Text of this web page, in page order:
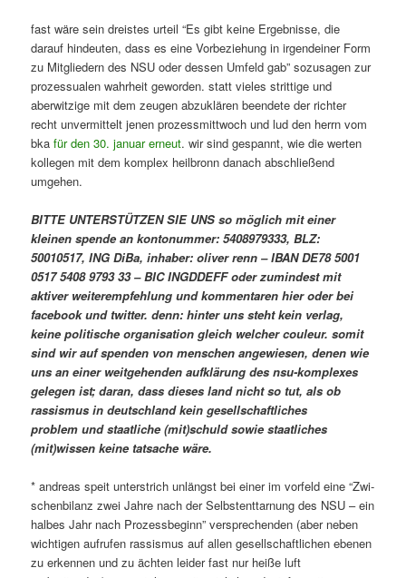
fast wäre sein dreistes urteil “Es gibt keine Ergebnisse, die
darauf hindeuten, dass es eine Vorbeziehung in irgendeiner Form
zu Mitgliedern des NSU oder dessen Umfeld gab” sozusagen zur
prozessualen wahrheit geworden. statt vieles strittige und
aberwitzige mit dem zeugen abzuklären beendete der richter
recht unvermittelt jenen prozessmittwoch und lud den herrn vom
bka für den 30. januar erneut. wir sind gespannt, wie die werten
kollegen mit dem komplex heilbronn danach abschließend
umgehen.
BITTE UNTERSTÜTZEN SIE UNS so möglich mit einer
kleinen spende an kontonummer: 5408979333, BLZ:
50010517, ING DiBa, inhaber: oliver renn – IBAN DE78 5001
0517 5408 9793 33 – BIC INGDDEFF oder zumindest mit
aktiver weiterempfehlung und kommentaren hier oder bei
facebook und twitter. denn: hinter uns steht kein verlag,
keine politische organisation gleich welcher couleur. somit
sind wir auf spenden von menschen angewiesen, denen wie
uns an einer weitgehenden aufklärung des nsu-komplexes
gelegen ist; daran, dass dieses land nicht so tut, als ob
rassismus in deutschland kein gesellschaftliches
problem und staatliche (mit)schuld sowie staatliches
(mit)wissen keine tatsache wäre.
* andreas speit unterstrich unlängst bei einer im vorfeld eine “Zwi­
schen­bi­lanz zwei Jahre nach der Selbst­ent­tar­nung des NSU – ein
hal­bes Jahr nach Pro­zess­be­ginn” versprechenden (aber neben
wichtigen aufrufen rassismus auf allen gesellschaftlichen ebenen
zu erkennen und zu ächten leider fast nur heiße luft